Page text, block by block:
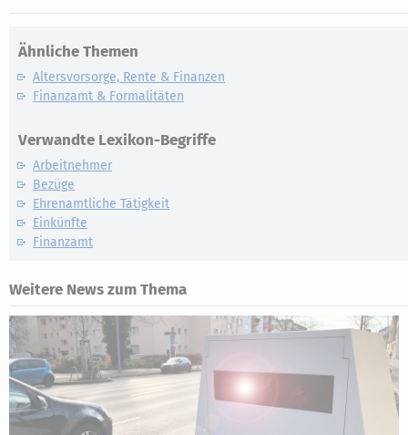
Ähnliche Themen
Altersvorsorge, Rente & Finanzen
Finanzamt & Formalitäten
Verwandte Lexikon-Begriffe
Arbeitnehmer
Bezüge
Ehrenamtliche Tätigkeit
Einkünfte
Finanzamt
Weitere News zum Thema